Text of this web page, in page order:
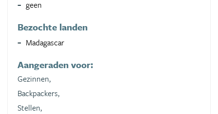
geen
Bezochte landen
Madagascar
Aangeraden voor:
Gezinnen,
Backpackers,
Stellen,